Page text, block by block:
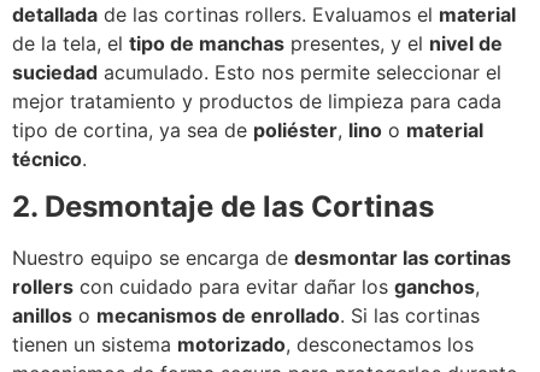
detallada de las cortinas rollers. Evaluamos el material
de la tela, el tipo de manchas presentes, y el nivel de
suciedad acumulado. Esto nos permite seleccionar el
mejor tratamiento y productos de limpieza para cada
tipo de cortina, ya sea de poliéster, lino o material
técnico.
2. Desmontaje de las Cortinas
Nuestro equipo se encarga de desmontar las cortinas
rollers con cuidado para evitar dañar los ganchos,
anillos o mecanismos de enrollado. Si las cortinas
tienen un sistema motorizado, desconectamos los